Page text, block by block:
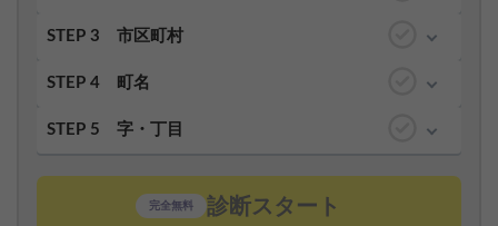
STEP 3 市区町村
STEP 4 町名
STEP 5 字・丁目
完全無料 診断スタート